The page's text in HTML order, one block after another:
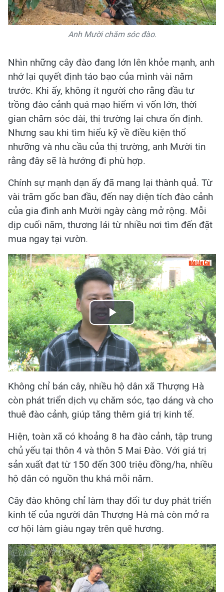
Anh Mười chăm sóc đào.
Nhìn những cây đào đang lớn lên khỏe mạnh, anh
nhớ lại quyết định táo bạo của mình vài năm
trước. Khi ấy, không ít người cho rằng đầu tư
trồng đào cảnh quá mạo hiểm vì vốn lớn, thời
gian chăm sóc dài, thị trường lại chưa ổn định.
Nhưng sau khi tìm hiểu kỹ về điều kiện thổ
nhưỡng và nhu cầu của thị trường, anh Mười tin
rằng đây sẽ là hướng đi phù hợp.
Chính sự mạnh dạn ấy đã mang lại thành quả. Từ
vài trăm gốc ban đầu, đến nay diện tích đào cảnh
của gia đình anh Mười ngày càng mở rộng. Mỗi
dịp cuối năm, thương lái từ nhiều nơi tìm đến đặt
mua ngay tại vườn.
Play
Video
Không chỉ bán cây, nhiều hộ dân xã Thượng Hà
còn phát triển dịch vụ chăm sóc, tạo dáng và cho
thuê đào cảnh, giúp tăng thêm giá trị kinh tế.
Hiện, toàn xã có khoảng 8 ha đào cảnh, tập trung
chủ yếu tại thôn 4 và thôn 5 Mai Đào. Với giá trị
sản xuất đạt từ 150 đến 300 triệu đồng/ha, nhiều
hộ dân có nguồn thu khá mỗi năm.
Cây đào không chỉ làm thay đổi tư duy phát triển
kinh tế của người dân Thượng Hà mà còn mở ra
cơ hội làm giàu ngay trên quê hương.